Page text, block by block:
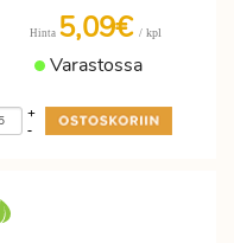
Hinta 5,09€ / kpl
Varastossa
-
+